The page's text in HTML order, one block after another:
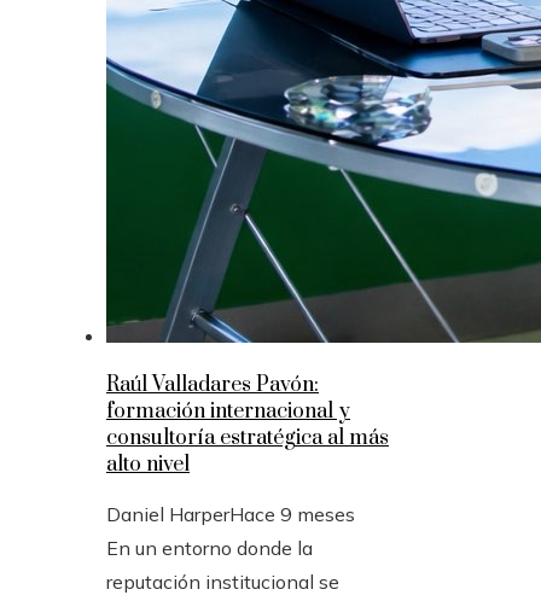
Raúl Valladares Pavón:
formación internacional y
consultoría estratégica al más
alto nivel
Daniel HarperHace 9 meses
En un entorno donde la
reputación institucional se